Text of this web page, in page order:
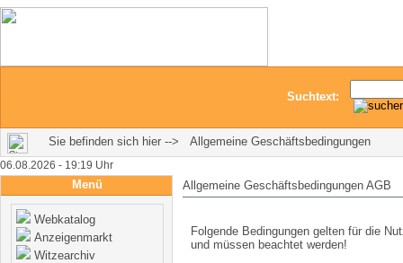
Suchtext:
Sie befinden sich hier --> Allgemeine Geschäftsbedingungen
06.08.2026 - 19:19 Uhr
Menü
Webkatalog
Anzeigenmarkt
Witzearchiv
Allgemeine Geschäftsbedingungen AGB
Folgende Bedingungen gelten für die
und müssen beachtet werden!